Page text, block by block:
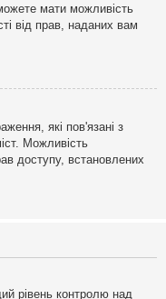
мати можливість
від прав, наданих вам
які пов'язані з
Можливість
доступу, встановлених
рівень контролю над